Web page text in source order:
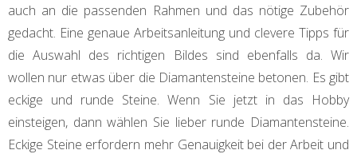
auch an die passenden Rahmen und das nötige Zubehör
gedacht. Eine genaue Arbeitsanleitung und clevere Tipps für
die Auswahl des richtigen Bildes sind ebenfalls da. Wir
wollen nur etwas über die Diamantensteine betonen. Es gibt
eckige und runde Steine. Wenn Sie jetzt in das Hobby
einsteigen, dann wählen Sie lieber runde Diamantensteine.
Eckige Steine erfordern mehr Genauigkeit bei der Arbeit und